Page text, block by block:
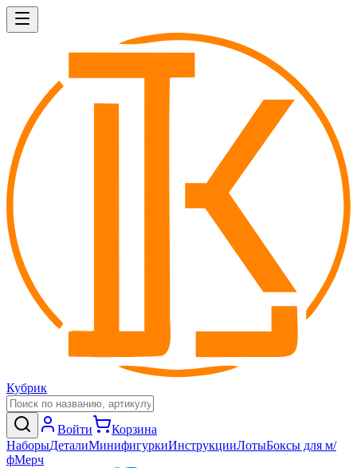
Кубрик
Войти
Корзина
НаборыДеталиМинифигуркиИнструкцииЛотыБоксы для м/
фМерч